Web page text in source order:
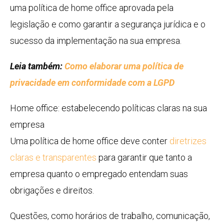
uma política de home office aprovada pela
legislação e como garantir a segurança jurídica e o
sucesso da implementação na sua empresa.
Leia também:Como elaborar uma política de
privacidade em conformidade com a LGPD
Home office: estabelecendo políticas claras na sua
empresa
Uma política de home office deve conter diretrizes
claras e transparentes para garantir que tanto a
empresa quanto o empregado entendam suas
obrigações e direitos.
Questões, como horários de trabalho, comunicação,